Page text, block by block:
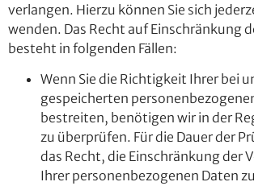
verlangen. Hierzu können Sie sich
wenden. Das Recht auf Einschränkung
besteht in folgenden Fällen:
Wenn Sie die Richtigkeit Ihrer bei
gespeicherten
bestreiten, benötigen wir in der
zu überprüfen. Für die Dauer der
das Recht, die Einschränkung der
Ihrer personenbezogenen Daten